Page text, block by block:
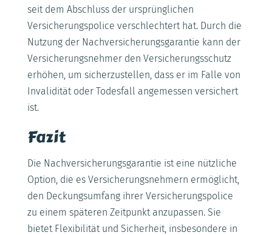
seit dem Abschluss der ursprünglichen
Versicherungspolice verschlechtert hat. Durch die
Nutzung der Nachversicherungsgarantie kann der
Versicherungsnehmer den Versicherungsschutz
erhöhen, um sicherzustellen, dass er im Falle von
Invalidität oder Todesfall angemessen versichert
ist.
Fazit
Die Nachversicherungsgarantie ist eine nützliche
Option, die es Versicherungsnehmern ermöglicht,
den Deckungsumfang ihrer Versicherungspolice
zu einem späteren Zeitpunkt anzupassen. Sie
bietet Flexibilität und Sicherheit, insbesondere in